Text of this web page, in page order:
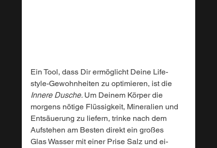
Ein Tool, dass Dir ermöglicht Deine Life-
style-Gewohnheiten zu optimieren, ist die
Innere Dusche. Um Deinem Körper die
morgens nötige Flüssigkeit, Mineralien und
Entsäuerung zu liefern, trinke nach dem
Aufstehen am Besten direkt ein großes
Glas Wasser mit einer Prise Salz und ei-